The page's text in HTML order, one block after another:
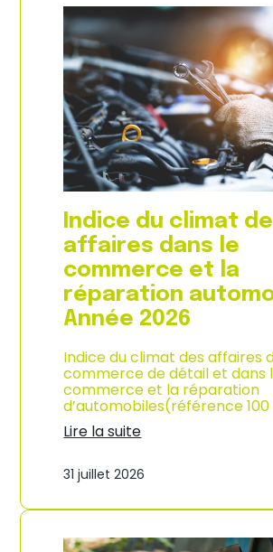
e
e
s
p
r
i
x
à
l
a
c
o
n
s
o
m
m
a
t
o
n
à
L
R
u
n
o
n
Indice du climat
affaires dans le
commerce et la
réparation
Année 2026
Indice du climat des affaires
commerce de détail et dans
commerce et la réparation
d’automobiles(référence 100
Lire la suite
n
i
e
31 juillet 2026